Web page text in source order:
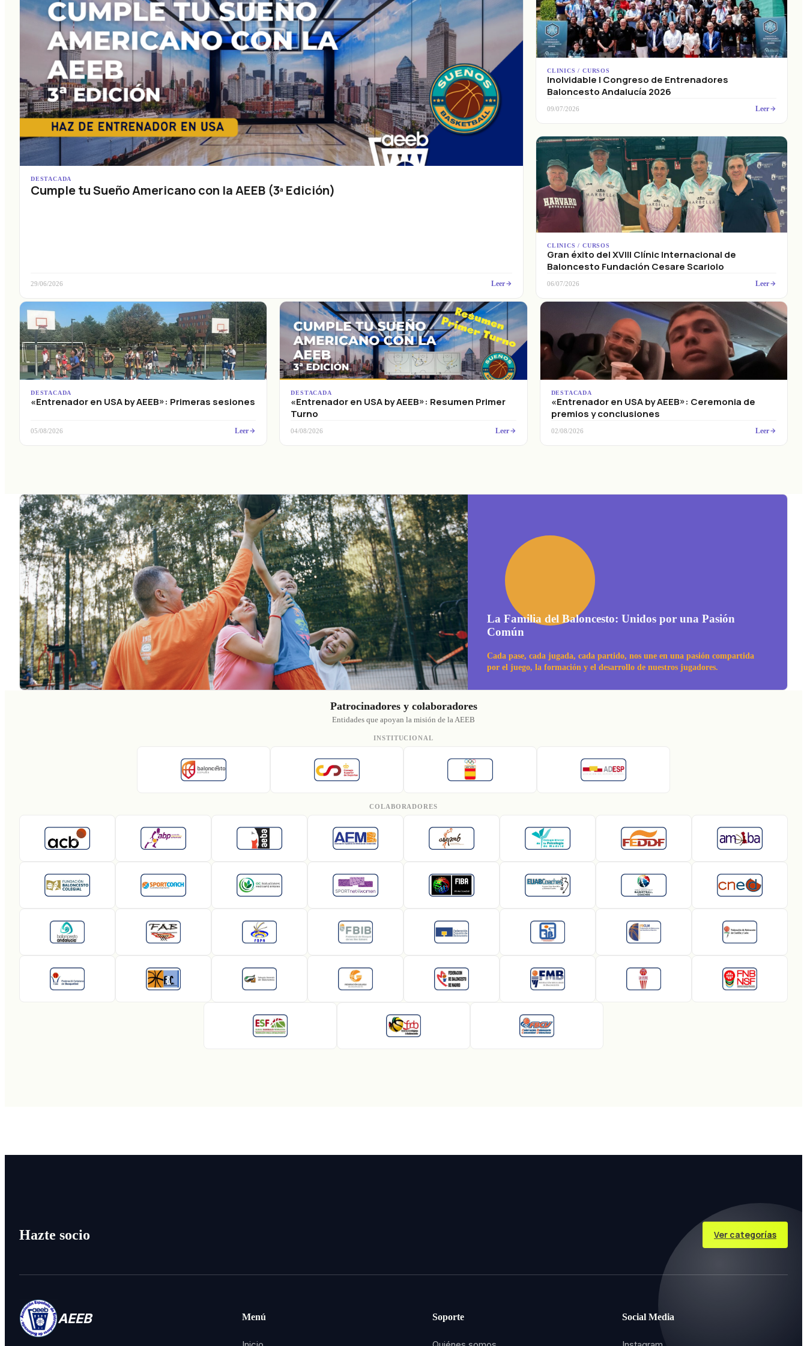
DESTACADA
Cumple tu Sueño Americano con la AEEB (3ª Edición)
29/06/2026 Leer
CLINICS / CURSOS
Inolvidable I Congreso de Entrenadores
Baloncesto Andalucía 2026
09/07/2026 Leer
CLINICS / CURSOS
Gran éxito del XVIII Clínic Internacional de
Baloncesto Fundación Cesare Scariolo
06/07/2026 Leer
DESTACADA
«Entrenador en USA by AEEB»: Primeras sesiones
05/08/2026 Leer
DESTACADA
«Entrenador en USA by AEEB»: Resumen Primer
Turno
04/08/2026 Leer
DESTACADA
«Entrenador en USA by AEEB»: Ceremonia de
premios y conclusiones
02/08/2026 Leer
La Familia del Baloncesto: Unidos por una Pasión
Común
Cada pase, cada jugada, cada partido, nos une en una pasión compartida
por el juego, la formación y el desarrollo de nuestros jugadores.
Patrocinadores y colaboradores
Entidades que apoyan la misión de la AEEB
INSTITUCIONAL
COLABORADORES
Hazte socio Ver categorías
AEEB Menú Soporte Social Media